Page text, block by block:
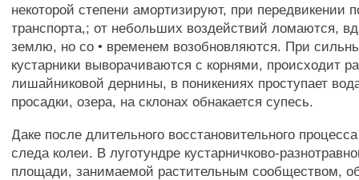
некоторой степени амортизируют, при передвикении
транспорта,; от небольших воздействий ломаются,
землю, но со • временем возобновляются. При
кустарники выворачиваются с корнями, происходит
лишайниковой дернины, в поникениях проступает
просадки, озера, на склонах обнакается супесь.
Даке после длительного восстановительного
следа колеи. В луготундре кустарничково-
площади, занимаемой растительным сообществом,